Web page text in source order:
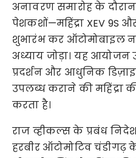
अनावरण समारोह के
पेशकशों—महिंद्रा XEV 9S
शुभारंभ कर ऑटोमोबाइल
अध्याय जोड़ा। यह
प्रदर्शन और आधुनिक
उपलब्ध कराने की महिंद्रा
करता है।
राज व्हीकल्स के प्रबंध
हरबीर ऑटोमोटिव चंडीगढ़